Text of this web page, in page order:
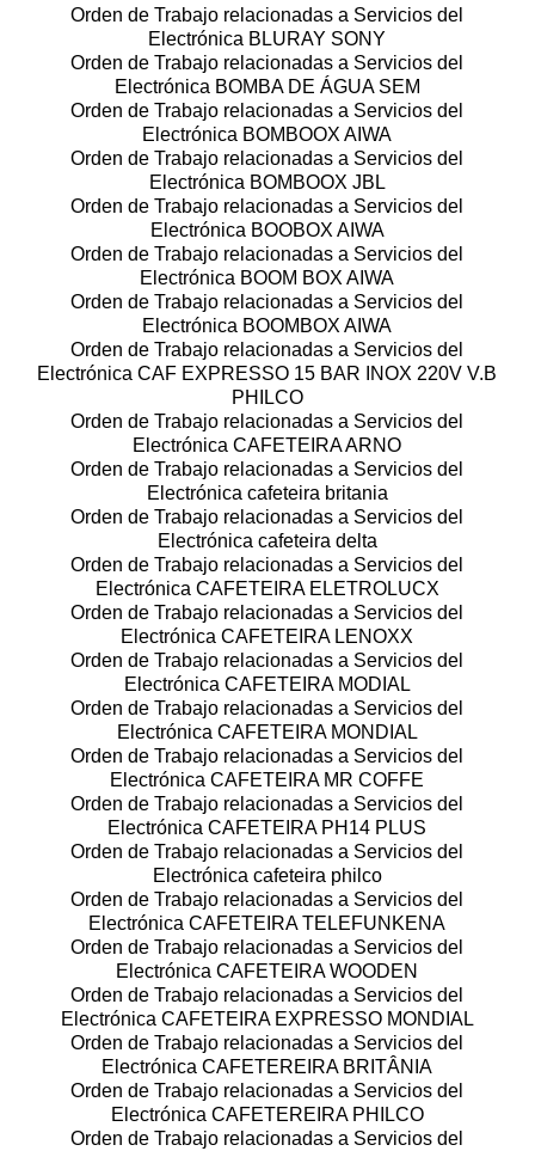
Orden de Trabajo relacionadas a Servicios del
Electrónica BLURAY SONY
Orden de Trabajo relacionadas a Servicios del
Electrónica BOMBA DE ÁGUA SEM
Orden de Trabajo relacionadas a Servicios del
Electrónica BOMBOOX AIWA
Orden de Trabajo relacionadas a Servicios del
Electrónica BOMBOOX JBL
Orden de Trabajo relacionadas a Servicios del
Electrónica BOOBOX AIWA
Orden de Trabajo relacionadas a Servicios del
Electrónica BOOM BOX AIWA
Orden de Trabajo relacionadas a Servicios del
Electrónica BOOMBOX AIWA
Orden de Trabajo relacionadas a Servicios del
Electrónica CAF EXPRESSO 15 BAR INOX 220V V.B
PHILCO
Orden de Trabajo relacionadas a Servicios del
Electrónica CAFETEIRA ARNO
Orden de Trabajo relacionadas a Servicios del
Electrónica cafeteira britania
Orden de Trabajo relacionadas a Servicios del
Electrónica cafeteira delta
Orden de Trabajo relacionadas a Servicios del
Electrónica CAFETEIRA ELETROLUCX
Orden de Trabajo relacionadas a Servicios del
Electrónica CAFETEIRA LENOXX
Orden de Trabajo relacionadas a Servicios del
Electrónica CAFETEIRA MODIAL
Orden de Trabajo relacionadas a Servicios del
Electrónica CAFETEIRA MONDIAL
Orden de Trabajo relacionadas a Servicios del
Electrónica CAFETEIRA MR COFFE
Orden de Trabajo relacionadas a Servicios del
Electrónica CAFETEIRA PH14 PLUS
Orden de Trabajo relacionadas a Servicios del
Electrónica cafeteira philco
Orden de Trabajo relacionadas a Servicios del
Electrónica CAFETEIRA TELEFUNKENA
Orden de Trabajo relacionadas a Servicios del
Electrónica CAFETEIRA WOODEN
Orden de Trabajo relacionadas a Servicios del
Electrónica CAFETEIRA EXPRESSO MONDIAL
Orden de Trabajo relacionadas a Servicios del
Electrónica CAFETEREIRA BRITÂNIA
Orden de Trabajo relacionadas a Servicios del
Electrónica CAFETEREIRA PHILCO
Orden de Trabajo relacionadas a Servicios del